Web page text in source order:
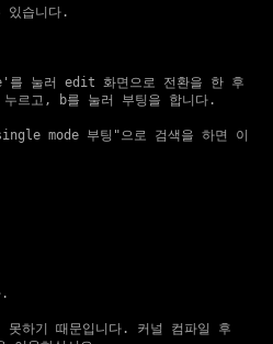
있습니다.
눌러 edit 화면으로 전환을 한 후
르고, b를 눌러 부팅을 합니다.
mode 부팅"으로 검색을 하면 이
하기 때문입니다. 커널 컴파일 후